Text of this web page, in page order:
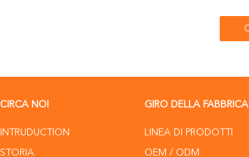
CIRCA NOI
INTRUDUCTION
STORIA
GIRO DELLA FABBRICA
LINEA DI PRODOTTI
OEM / ODM